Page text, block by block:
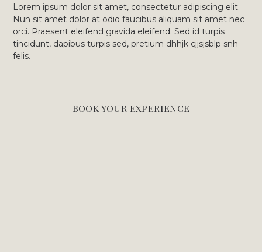
Lorem ipsum dolor sit amet, consectetur adipiscing elit.
Nun sit amet dolor at odio faucibus aliquam sit amet nec
orci. Praesent eleifend gravida eleifend. Sed id turpis
tincidunt, dapibus turpis sed, pretium dhhjk cjjsjsblp snh
felis.
BOOK YOUR EXPERIENCE